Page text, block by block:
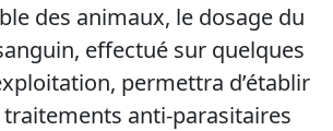
des animaux, le dosage du
effectué sur quelques
permettra d’établir
traitements anti-parasitaires